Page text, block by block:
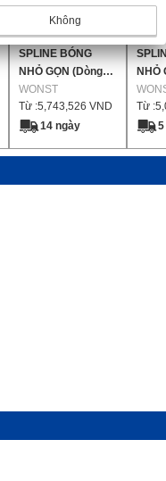
SPLINE BÓNG
NHỎ GỌN (Dòng
WSPL)
WONST
Từ :5,743,526 VND
14 ngày
NHỎ
WSP)
Từ :
Không